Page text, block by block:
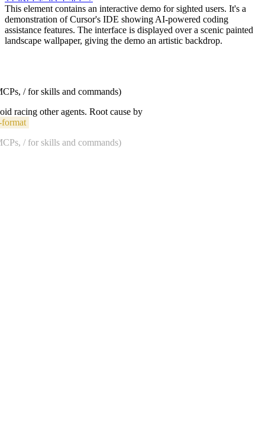
This element contains an interactive demo for sighted users. It's a
demonstration of Cursor's IDE showing AI-powered coding
assistance features. The interface is displayed over a scenic painted
landscape wallpaper, giving the demo an artistic backdrop.
/ for skills and commands)
racing other agents. Root cause by
/ for skills and commands)